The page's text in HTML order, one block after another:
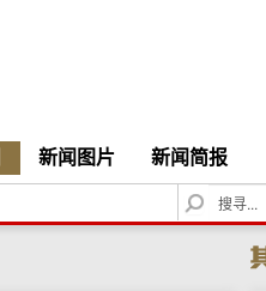
新闻图片 新闻简报
S
e